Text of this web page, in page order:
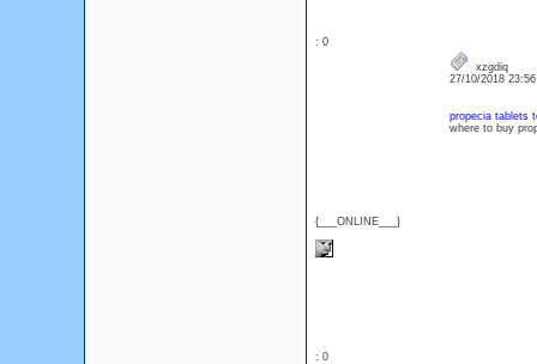
: 0
{___ONLINE___}
xzgdiq
27/10/2018
propecia tablets
where to buy
: 0